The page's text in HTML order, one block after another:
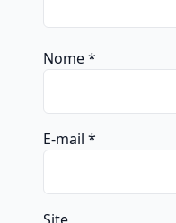
Nome*
E-mail *